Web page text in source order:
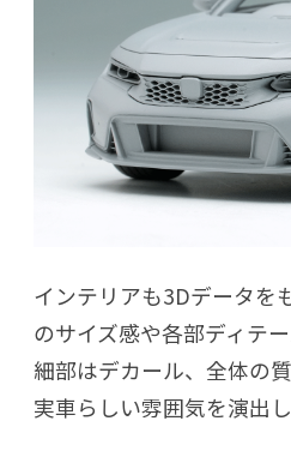
インテリアも3Dデータを
のサイズ感や各部ディテ
細部はデカール、全体の
実車らしい雰囲気を演出し